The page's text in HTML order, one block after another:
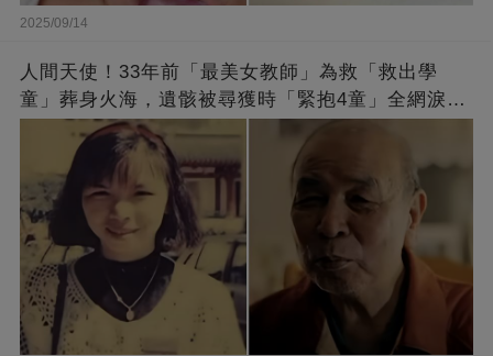
2025/09/14
人間天使！33年前「最美女教師」為救「救出學
童」葬身火海，遺骸被尋獲時「緊抱4童」全網淚
崩：真正的英雄不該被遺忘